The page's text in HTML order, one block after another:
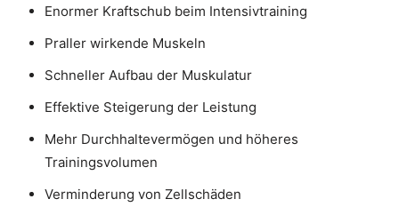
Enormer Kraftschub beim Intensivtraining
Praller wirkende Muskeln
Schneller Aufbau der Muskulatur
Effektive Steigerung der Leistung
Mehr Durchhaltevermögen und höheres
Trainingsvolumen
Verminderung von Zellschäden